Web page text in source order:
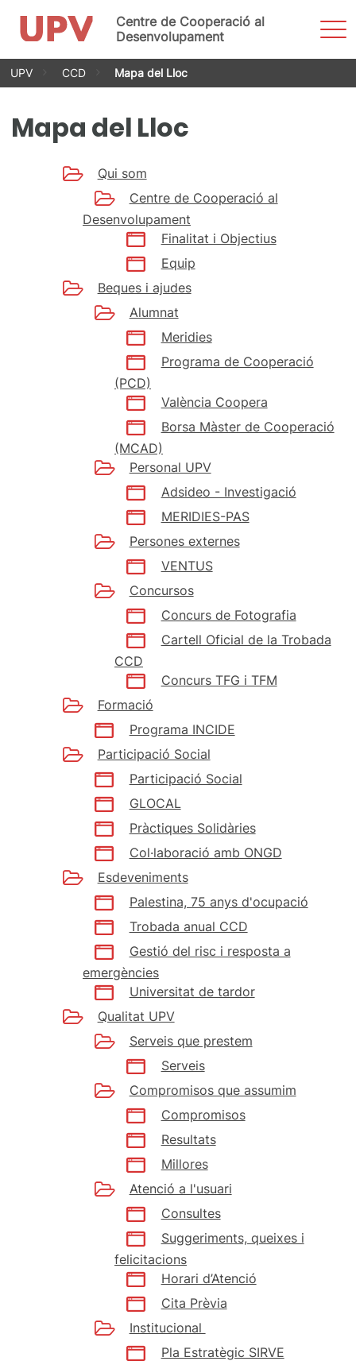
Vés
Centre de Cooperació al
Desenvolupament
UPV CCD Mapa del Lloc
Mapa del Lloc
Qui som
Centre de Cooperació al
Desenvolupament
Finalitat i Objectius
Equip
Beques i ajudes
Alumnat
Meridies
Programa de Cooperació
(PCD)
València Coopera
Borsa Màster de Cooperació
(MCAD)
Personal UPV
Adsideo - Investigació
MERIDIES-PAS
Persones externes
VENTUS
Concursos
Concurs de Fotografia
Cartell Oficial de la Trobada
CCD
Concurs TFG i TFM
Formació
Programa INCIDE
Participació Social
Participació Social
GLOCAL
Pràctiques Solidàries
Col·laboració amb ONGD
Esdeveniments
Palestina, 75 anys d'ocupació
Trobada anual CCD
Gestió del risc i resposta a
emergències
Universitat de tardor
Qualitat UPV
Serveis que prestem
Serveis
Compromisos que assumim
Compromisos
Resultats
Millores
Atenció a l'usuari
Consultes
Suggeriments, queixes i
felicitacions
Horari d’Atenció
Cita Prèvia
Institucional
Pla Estratègic SIRVE